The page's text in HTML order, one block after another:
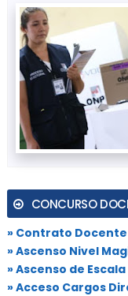
CONCURSO
» Contrato
» Ascenso Nivel
» Ascenso de
» Acceso Cargos